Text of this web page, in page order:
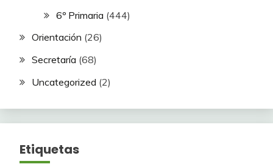
6º Primaria (444)
Orientación (26)
Secretaría (68)
Uncategorized (2)
Etiquetas